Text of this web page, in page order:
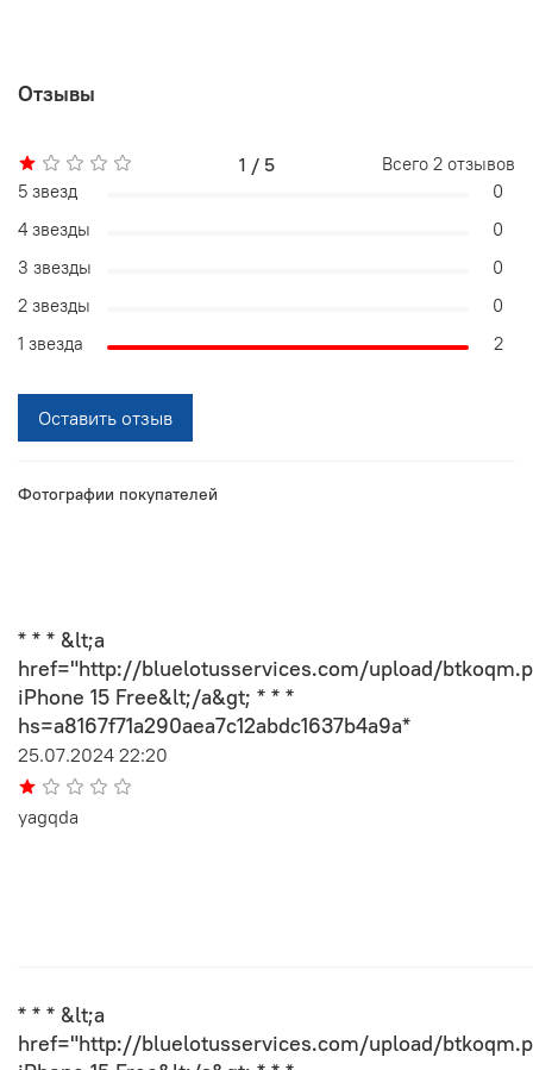
Отзывы
Фотографии покупателей
* * * &lt;a
href="http://bluelotusservices.com/upload/
iPhone 15 Free&lt;/a&gt; * * *
hs=a8167f71a290aea7c12abdc1637b4a9a*
25.07.2024 22:20
yagqda
* * * &lt;a
href="http://bluelotusservices.com/upload/
1 / 5 Всего 2 отзывов
5 звезд
0
4 звезды
0
3 звезды
0
2 звезды
0
1 звезда
2
Оставить отзыв